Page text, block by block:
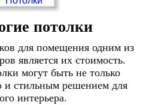
потолки
для помещения одним из
является их стоимость.
могут быть не только
стильным решением для
интерьера.